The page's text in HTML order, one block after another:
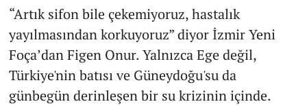
“Artık sifon bile çekemiyoruz, hastalık
yayılmasından korkuyoruz” diyor İzmir Yeni
Foça’dan Figen Onur. Yalnızca Ege değil,
Türkiye'nin batısı ve Güneydoğu'su da
günbegün derinleşen bir su krizinin içinde.